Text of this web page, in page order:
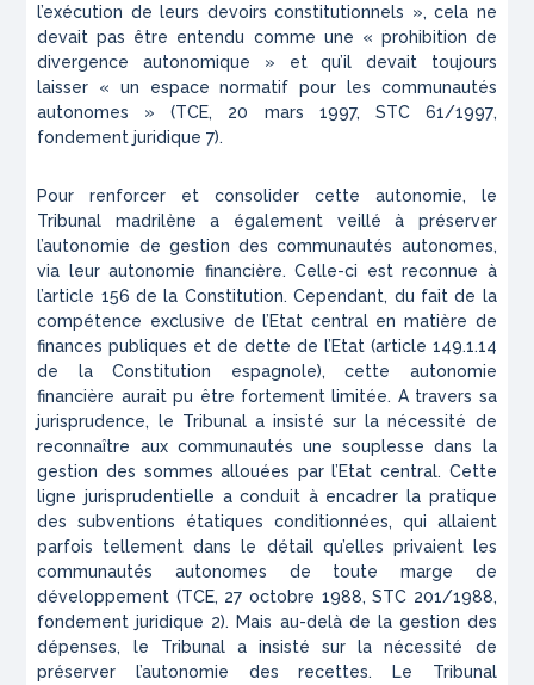
l’exécution de leurs devoirs constitutionnels », cela ne
devait pas être entendu comme une « prohibition de
divergence autonomique » et qu’il devait toujours
laisser « un espace normatif pour les communautés
autonomes » (TCE, 20 mars 1997, STC 61/1997,
fondement juridique 7).
Pour renforcer et consolider cette autonomie, le
Tribunal madrilène a également veillé à préserver
l’autonomie de gestion des communautés autonomes,
via leur autonomie financière. Celle-ci est reconnue à
l’article 156 de la Constitution. Cependant, du fait de la
compétence exclusive de l’Etat central en matière de
finances publiques et de dette de l’Etat (article 149.1.14
de la Constitution espagnole), cette autonomie
financière aurait pu être fortement limitée. A travers sa
jurisprudence, le Tribunal a insisté sur la nécessité de
reconnaître aux communautés une souplesse dans la
gestion des sommes allouées par l’Etat central. Cette
ligne jurisprudentielle a conduit à encadrer la pratique
des subventions étatiques conditionnées, qui allaient
parfois tellement dans le détail qu’elles privaient les
communautés autonomes de toute marge de
développement (TCE, 27 octobre 1988, STC 201/1988,
fondement juridique 2). Mais au-delà de la gestion des
dépenses, le Tribunal a insisté sur la nécessité de
préserver l’autonomie des recettes. Le Tribunal